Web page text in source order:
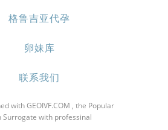
格鲁吉亚代孕
卵妹库
联系我们
with GEOIVF.COM , the Popular
Surrogate with professinal